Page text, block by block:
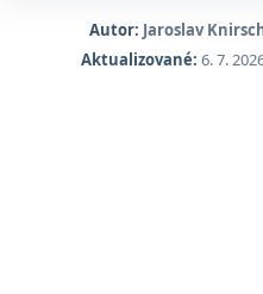
Autor: Jaroslav
Aktualizované: 6. 7.